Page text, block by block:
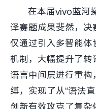
在本届vivo蓝河
译赛题成果斐然，决
仅通过引入多智能体
机制，大幅提升了转
语言中间层进行重构
缚，实现了从“语法
创新有效攻克了复杂